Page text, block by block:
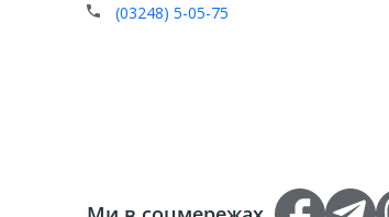
(03248) 5-05-75